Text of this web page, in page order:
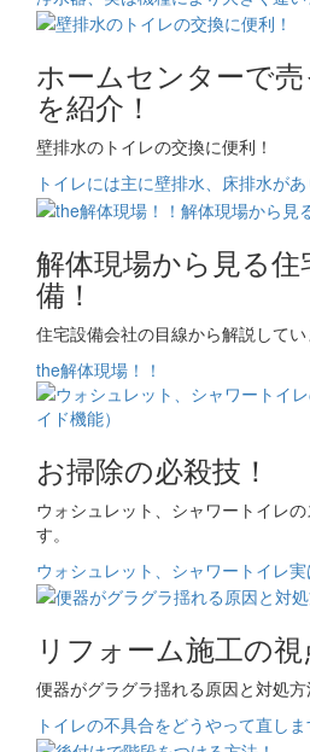
ホームセンターで
を紹介！
壁排水のトイレの交換に便利！
トイレには主に壁排水、床排水があ
解体現場から見る
備！
住宅設備会社の目線から解説してい
the解体現場！！
お掃除の必殺技！
ウォシュレット、シャワートイレ
す。
ウォシュレット、シャワートイレ実
リフォーム施工の視
便器がグラグラ揺れる原因と対処方
トイレの不具合をどうやって直しま